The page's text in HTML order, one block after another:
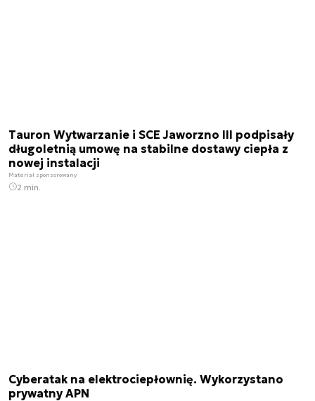
Tauron Wytwarzanie i SCE Jaworzno III podpisały
długoletnią umowę na stabilne dostawy ciepła z
nowej instalacji
Materiał sponsorowany
2 min.
Cyberatak na elektrociepłownię. Wykorzystano
prywatny APN